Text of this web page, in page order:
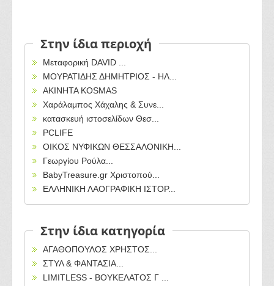
Στην ίδια περιοχή
Μεταφορική DAVID ...
ΜΟΥΡΑΤΙΔΗΣ ΔΗΜΗΤΡΙΟΣ - ΗΛ...
AKINHTA KOSMAS
Χαράλαμπος Χάχαλης & Συνε...
κατασκευή ιστοσελίδων Θεσ...
PCLIFE
ΟΙΚΟΣ ΝΥΦΙΚΩΝ ΘΕΣΣΑΛΟΝΙΚΗ...
Γεωργίου Ρούλα...
BabyTreasure.gr Χριστοπού...
ΕΛΛΗΝΙΚΗ ΛΑΟΓΡΑΦΙΚΗ ΙΣΤΟΡ...
Στην ίδια κατηγορία
ΑΓΑΘΟΠΟΥΛΟΣ ΧΡΗΣΤΟΣ...
ΣΤΥΛ & ΦΑΝΤΑΣΙΑ...
LIMITLESS - ΒΟΥΚΕΛΑΤΟΣ Γ ...